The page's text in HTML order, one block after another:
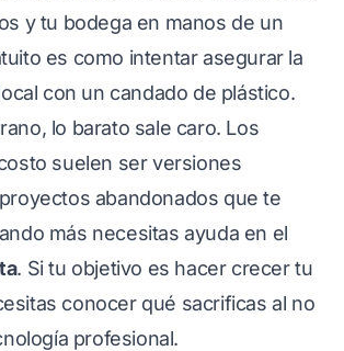
y tu bodega en manos de un
es como intentar asegurar la
con un candado de plástico.
lo barato sale caro. Los
suelen ser versiones
abandonados que te
más necesitas ayuda en el
. Si tu objetivo es hacer crecer tu
conocer qué sacrificas al no
profesional.